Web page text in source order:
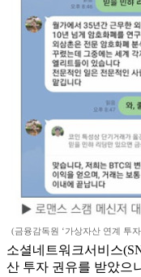
(금융감독원 ‘가상자산 연계 투
소셜네트워크서비스
산 투자 권유를 받았으